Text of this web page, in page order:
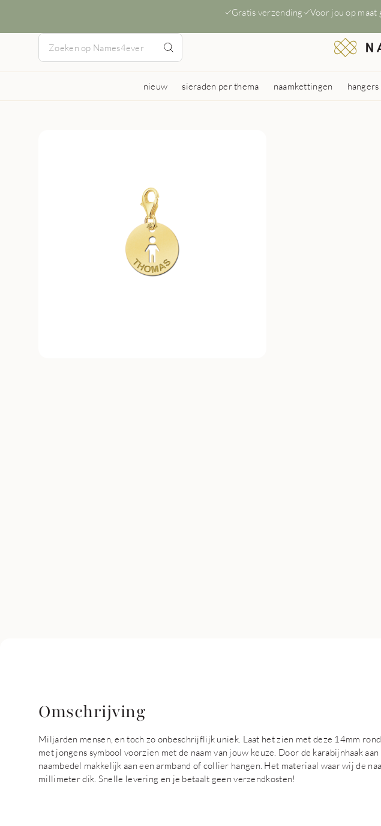
Gratis verzending Voor jou op maat
nieuw sieraden per thema naamkettingen
Omschrijving
Miljarden mensen, en toch zo onbeschrijflijk uniek. Laat het zien met deze 14mm
met jongens symbool voorzien met de naam van jouw keuze. Door de karabijnhaak aan
naambedel makkelijk aan een armband of collier hangen. Het materiaal waar wij de
millimeter dik. Snelle levering en je betaalt geen verzendkosten!